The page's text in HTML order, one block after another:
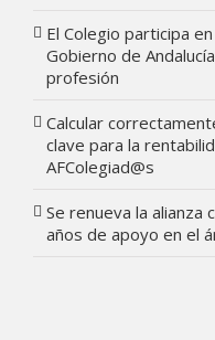
El Colegio participa
Gobierno de
profesión
Calcular
clave para la
AFColegiad@s
Se renueva la alianza
años de apoyo en el